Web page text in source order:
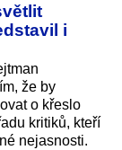
i
že by
o křeslo
kritiků, kteří
nejasnosti.